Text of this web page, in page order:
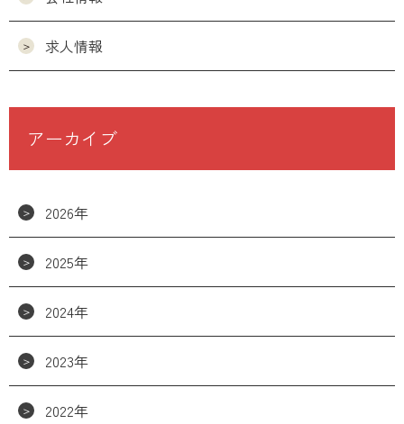
求人情報
アーカイブ
2026年
2025年
2024年
2023年
2022年